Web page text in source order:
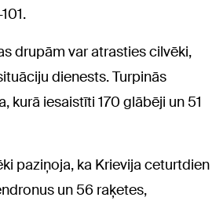
drupām var atrasties cilvēki,
dienests. Turpinās
kurā iesaistīti 170 glābēji un 51
paziņoja, ka Krievija ceturtdien
un 56 raķetes,